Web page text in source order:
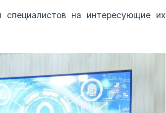
на интересующие их